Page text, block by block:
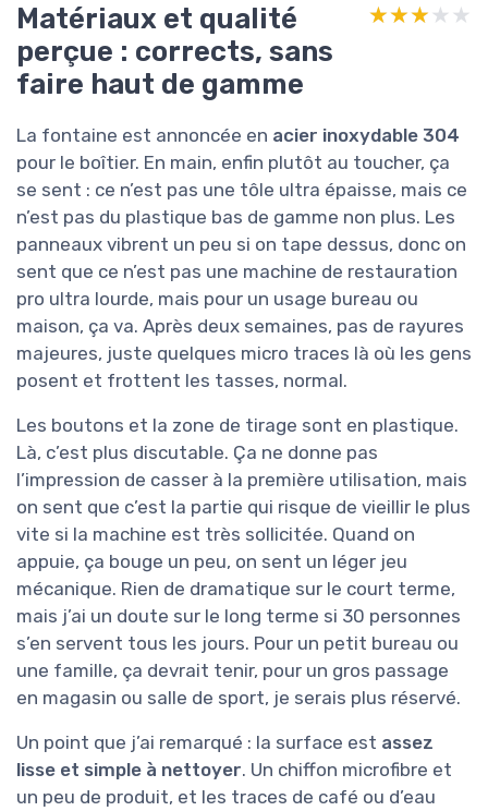
Matériaux et qualité
perçue : corrects, sans
faire haut de gamme
★★★★★
★★★★★
La fontaine est annoncée en acier inoxydable 304
pour le boîtier. En main, enfin plutôt au toucher, ça
se sent : ce n’est pas une tôle ultra épaisse, mais ce
n’est pas du plastique bas de gamme non plus. Les
panneaux vibrent un peu si on tape dessus, donc on
sent que ce n’est pas une machine de restauration
pro ultra lourde, mais pour un usage bureau ou
maison, ça va. Après deux semaines, pas de rayures
majeures, juste quelques micro traces là où les gens
posent et frottent les tasses, normal.
Les boutons et la zone de tirage sont en plastique.
Là, c’est plus discutable. Ça ne donne pas
l’impression de casser à la première utilisation, mais
on sent que c’est la partie qui risque de vieillir le plus
vite si la machine est très sollicitée. Quand on
appuie, ça bouge un peu, on sent un léger jeu
mécanique. Rien de dramatique sur le court terme,
mais j’ai un doute sur le long terme si 30 personnes
s’en servent tous les jours. Pour un petit bureau ou
une famille, ça devrait tenir, pour un gros passage
en magasin ou salle de sport, je serais plus réservé.
Un point que j’ai remarqué : la surface est assez
lisse et simple à nettoyer. Un chiffon microfibre et
un peu de produit, et les traces de café ou d’eau